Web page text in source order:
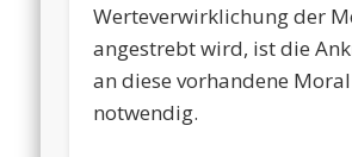
Werteverwirklichung der
angestrebt wird, ist die
an diese vorhandene Moral
notwendig.